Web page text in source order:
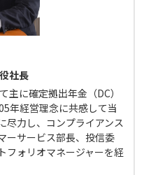
社長
主に確定拠出年金（DC）
年経営理念に共感して当
尽力し、コンプライアンス
ーサービス部長、投信委
フォリオマネージャーを経